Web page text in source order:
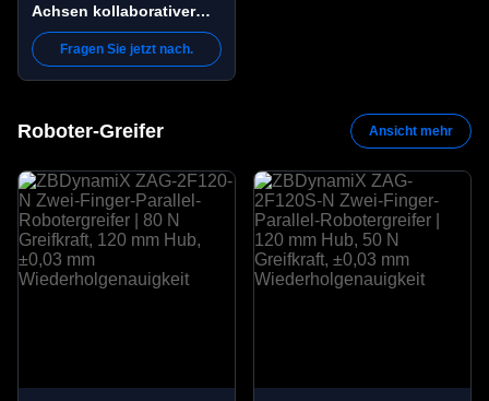
Achsen kollaborativer
Roboterarm 5 kg
Höchstlast, 625,2 mm
Fragen Sie jetzt nach.
Roboter-Greifer Ansicht mehr